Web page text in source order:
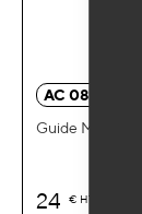
AC 0851
Guide M10x1.0
24 € HT